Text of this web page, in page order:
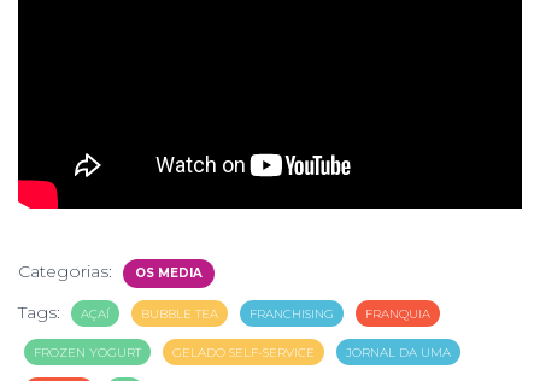
Categorias: OS MEDIA
Tags: AÇAÍ BUBBLE TEA FRANCHISING FRANQUIA
FROZEN YOGURT GELADO SELF-SERVICE JORNAL DA UMA